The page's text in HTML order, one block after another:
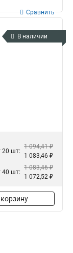
Сравнить
В наличии
20 шт:
1 094,41 ₽
1 083,46 ₽
40 шт:
1 083,46 ₽
1 072,52 ₽